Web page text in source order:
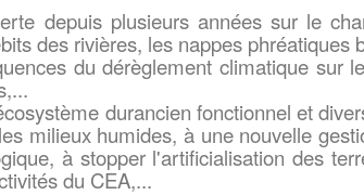
depuis plusieurs années sur le
des rivières, les nappes phréatiques
du dérèglement climatique sur
durancien fonctionnel et
milieux humides, à une nouvelle
à stopper l'artificialisation des
du CEA,...